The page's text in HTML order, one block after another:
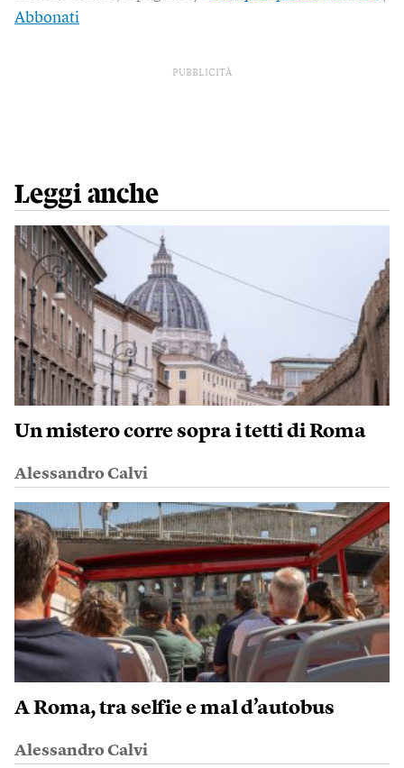
Abbonati
PUBBLICITÀ
Leggi anche
Un mistero corre sopra i tetti di Roma
Alessandro Calvi
A Roma, tra selfie e mal d’autobus
Alessandro Calvi